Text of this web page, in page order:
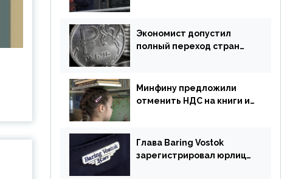
Экономист допустил
полный переход стран
Минфину предложили
отменить НДС на книги и
Глава Baring Vostok
зарегистрировал юрлицо